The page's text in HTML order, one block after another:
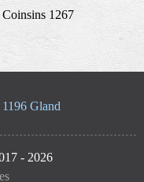
1267
Gland
- 2026